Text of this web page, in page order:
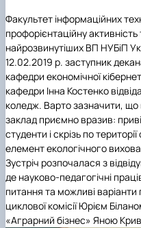
Факультет інформаційних
профорієнтаційну
найрозвинутіших ВП НУБіП
12.02.2019 р. заступник
кафедри економічної
кафедри Інна Костенко
коледж. Варто зазначити,
заклад приємно вразив:
студенти і скрізь по
елемент екологічного
Зустріч розпочалася з
де науково-педагогічні
питання та можливі
циклової комісії Юрієм
«Аграрний бізнес» Яною